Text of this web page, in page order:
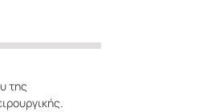
της